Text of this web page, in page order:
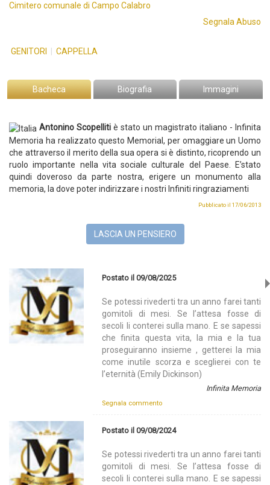
Cimitero comunale di Campo Calabro
Segnala Abuso
GENITORI CAPPELLA
Bacheca Biografia Immagini
Antonino Scopelliti è stato un magistrato italiano - Infinita
Memoria ha realizzato questo Memorial, per omaggiare un Uomo
che attraverso il merito della sua opera si è distinto, ricoprendo un
ruolo importante nella vita sociale culturale del Paese. E’stato
quindi doveroso da parte nostra, erigere un monumento alla
memoria, la dove poter indirizzare i nostri Infiniti ringraziamenti
Pubblicato il 17/06/2013
LASCIA UN PENSIERO
Postato il 09/08/2025
Se potessi rivederti tra un anno farei tanti
gomitoli di mesi. Se l’attesa fosse di
secoli li conterei sulla mano. E se sapessi
che finita questa vita, la mia e la tua
proseguiranno insieme , getterei la mia
come inutile scorza e sceglierei con te
l’eternità (Emily Dickinson)
Infinita Memoria
Segnala commento
Postato il 09/08/2024
Se potessi rivederti tra un anno farei tanti
gomitoli di mesi. Se l’attesa fosse di
secoli li conterei sulla mano. E se sapessi